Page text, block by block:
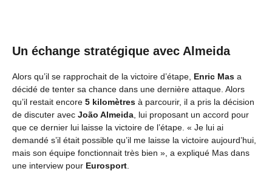
Un échange stratégique avec Almeida
Alors qu’il se rapprochait de la victoire d’étape, Enric Mas a
décidé de tenter sa chance dans une dernière attaque. Alors
qu’il restait encore 5 kilomètres à parcourir, il a pris la décision
de discuter avec João Almeida , lui proposant un accord pour
que ce dernier lui laisse la victoire de l’étape. « Je lui ai
demandé s’il était possible qu’il me laisse la victoire aujourd’hui,
mais son équipe fonctionnait très bien », a expliqué Mas dans
une interview pour Eurosport